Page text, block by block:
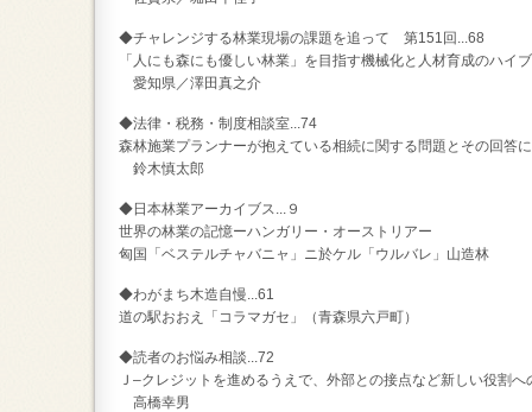
◆チャレンジする林業現場の課題を追って 第151回...68
「人にも森にも優しい林業」を目指す機械化と人材育成のハ
愛知県／澤田真之介
◆法律・税務・制度相談室...74
森林施業プランナーが抱えている相続に関する問題とその回答
鈴木慎太郎
◆日本林業アーカイブス...９
世界の林業の記憶ーハンガリー・オーストリアー
匈国「ベステルチャバニャ」ニ於ケル「ウルバレ」山造林
◆わがまち木造自慢...61
道の駅おおえ「コラマガセ」（青森県六戸町）
◆読者のお悩み相談...72
Ｊ‒クレジットを進めるうえで、外部との接点など新しい役割
高橋幸男